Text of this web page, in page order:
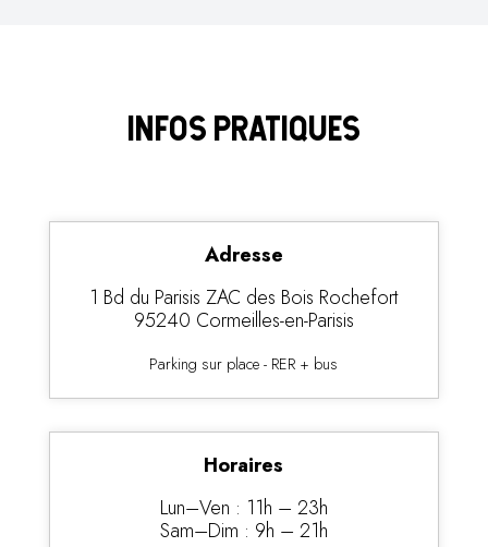
salle principale.
INFOS PRATIQUES
Adresse
1 Bd du Parisis ZAC des Bois Rochefort
95240 Cormeilles-en-Parisis
Parking sur place - RER + bus
Horaires
Lun–Ven : 11h – 23h
Sam–Dim : 9h – 21h